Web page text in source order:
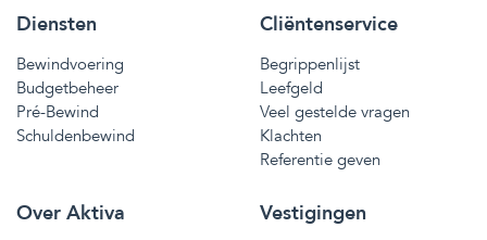
Diensten
Bewindvoering
Budgetbeheer
Pré-Bewind
Schuldenbewind
Cliëntenservice
Begrippenlijst
Leefgeld
Veel gestelde vragen
Klachten
Referentie geven
Over Aktiva Vestigingen